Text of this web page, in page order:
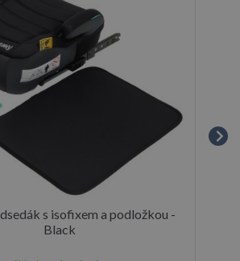
s isofixem a podložkou -
Black